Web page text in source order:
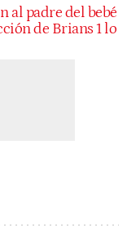
al padre del bebé
de Brians 1 lo